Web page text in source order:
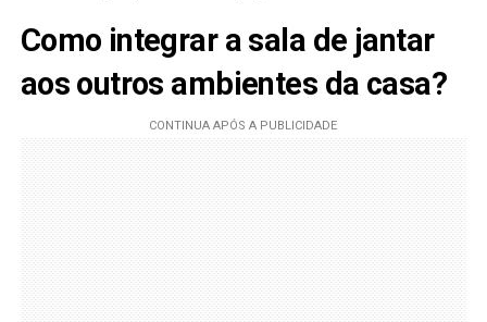
Como integrar a sala de jantar
aos outros ambientes da casa?